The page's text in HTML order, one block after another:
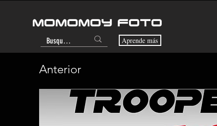
MOMOMOY FOTO
Aprende más
Anterior